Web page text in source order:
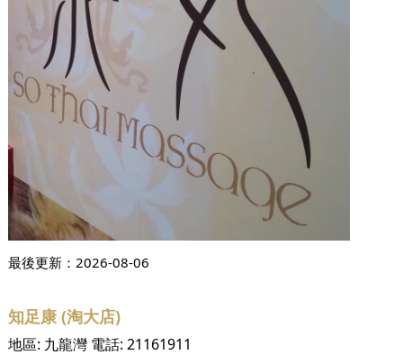
最後更新： 2026-08-06
知足康 (淘大店)
地區: 九龍灣電話: 21161911